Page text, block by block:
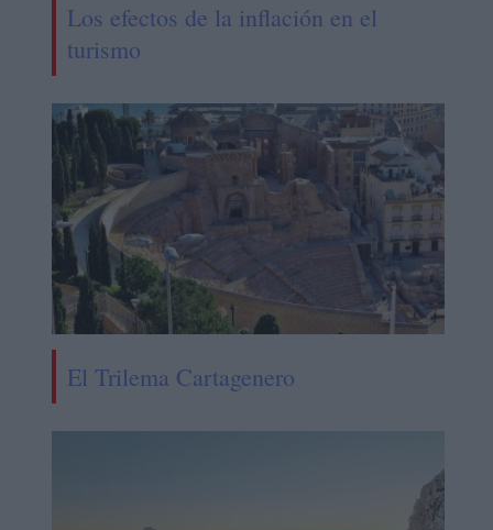
Los efectos de la inflación en el
turismo
El Trilema Cartagenero